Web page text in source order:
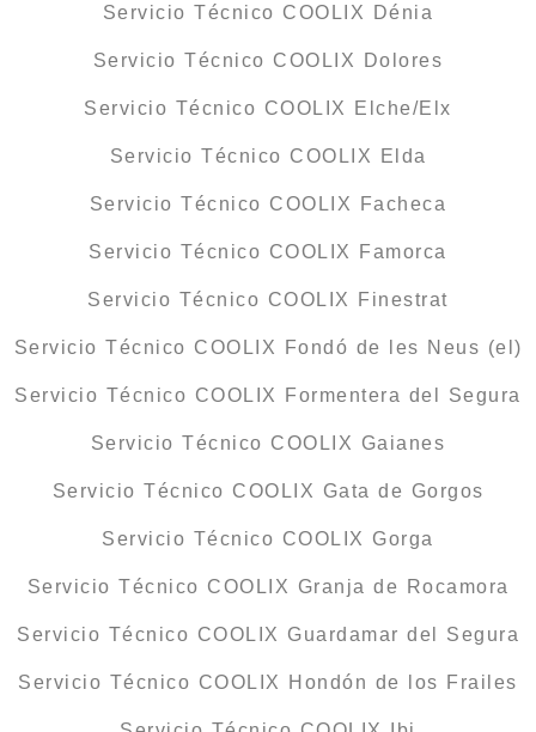
Servicio Técnico COOLIX Dénia
Servicio Técnico COOLIX Dolores
Servicio Técnico COOLIX Elche/Elx
Servicio Técnico COOLIX Elda
Servicio Técnico COOLIX Facheca
Servicio Técnico COOLIX Famorca
Servicio Técnico COOLIX Finestrat
Servicio Técnico COOLIX Fondó de les Neus (el)
Servicio Técnico COOLIX Formentera del Segura
Servicio Técnico COOLIX Gaianes
Servicio Técnico COOLIX Gata de Gorgos
Servicio Técnico COOLIX Gorga
Servicio Técnico COOLIX Granja de Rocamora
Servicio Técnico COOLIX Guardamar del Segura
Servicio Técnico COOLIX Hondón de los Frailes